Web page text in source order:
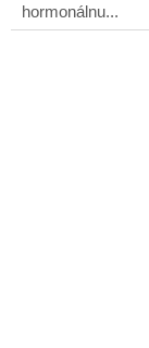
hormonálnu...